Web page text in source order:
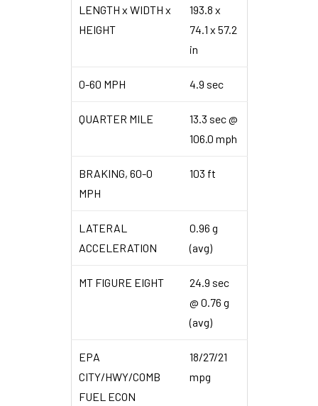
LENGTH x WIDTH x
HEIGHT
193.8 x
74.1 x 57.2
in
0-60 MPH 4.9 sec
QUARTER MILE
13.3 sec @
106.0 mph
BRAKING, 60-0
MPH
103 ft
LATERAL
ACCELERATION
0.96 g
(avg)
MT FIGURE EIGHT
24.9 sec
@ 0.76 g
(avg)
EPA
CITY/HWY/COMB
FUEL ECON
18/27/21
mpg